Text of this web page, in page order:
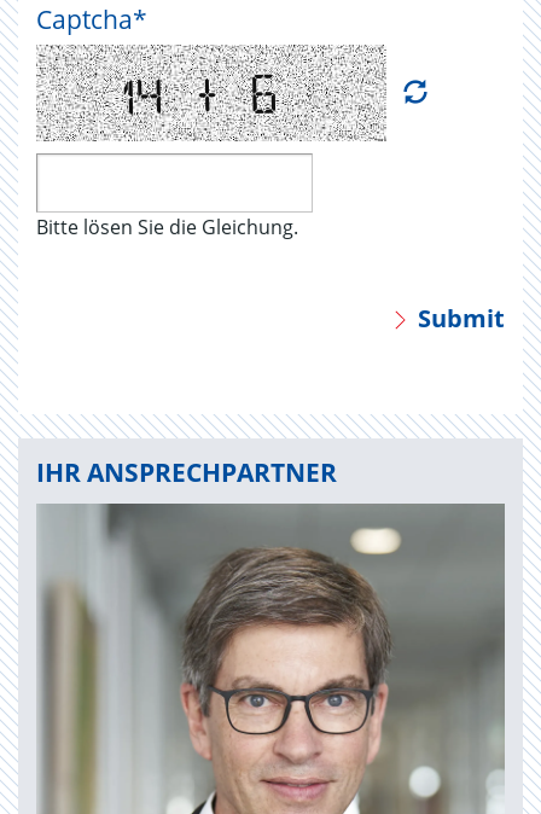
Captcha*
Bitte lösen Sie die Gleichung.
Submit
IHR ANSPRECHPARTNER